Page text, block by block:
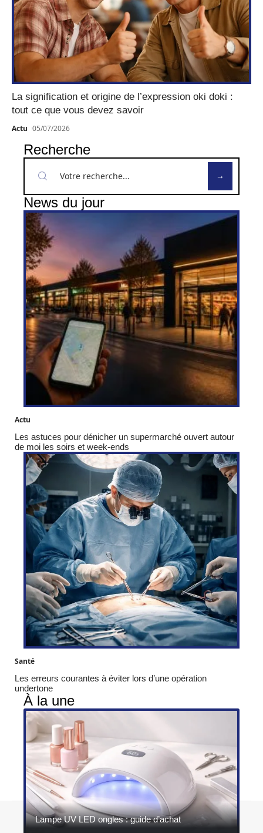
La signification et origine de l’expression oki doki :
tout ce que vous devez savoir
Actu 05/07/2026
Recherche
News du jour
Actu
Les astuces pour dénicher un supermarché ouvert autour
de moi les soirs et week-ends
Santé
Les erreurs courantes à éviter lors d’une opération
undertone
À la une
Lampe UV LED ongles : guide d’achat
Contact Mentions légales Sitemap